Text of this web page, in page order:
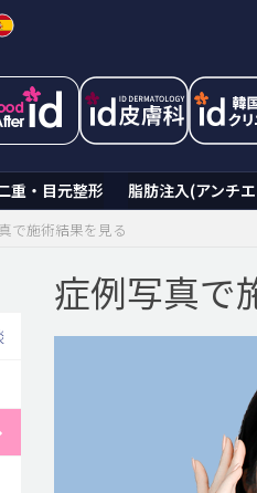
重・目元整形 脂肪注入(アンチ
で施術結果を見る
症例写真で